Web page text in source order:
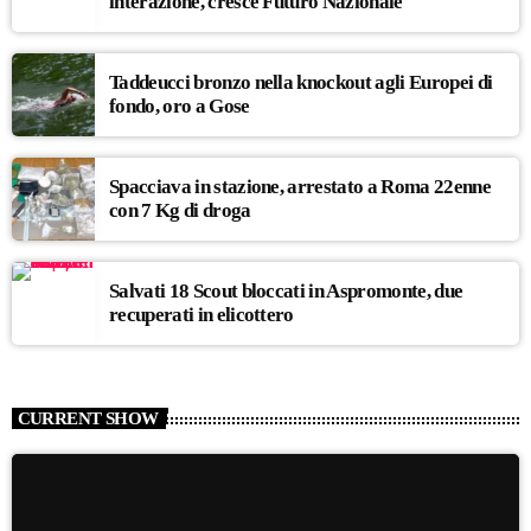
Taddeucci bronzo nella knockout agli Europei di
fondo, oro a Gose
Spacciava in stazione, arrestato a Roma 22enne
con 7 Kg di droga
Salvati 18 Scout bloccati in Aspromonte, due
recuperati in elicottero
CURRENT SHOW